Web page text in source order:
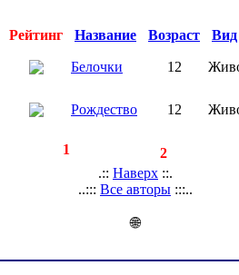
Рейтинг Название Возраст Вид
Белочки 12
Рождество 12
1
2
.:: Наверх ::.
..::: Все авторы :::..
🌐